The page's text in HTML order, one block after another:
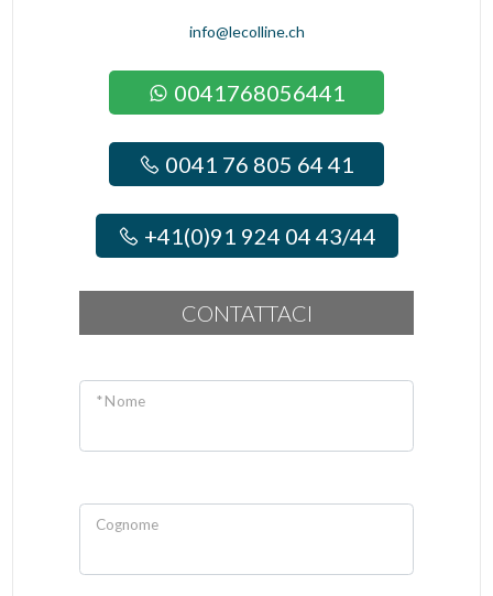
info@lecolline.ch
0041768056441
0041 76 805 64 41
+41(0)91 924 04 43/44
CONTATTACI
* Nome
Cognome